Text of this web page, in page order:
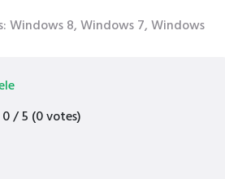
Windows 8, Windows 7, Windows
0 / 5 (0 votes)